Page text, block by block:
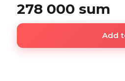
278 000 sum
Add